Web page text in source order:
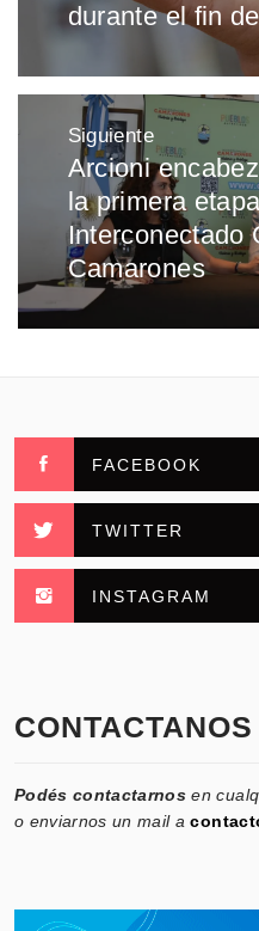
durante el fin
Siguiente
Entrada
siguiente:
Arcioni
la primera
Interconectado
Camarones
FACEBOOK
TWITTER
INSTAGRAM
CONTACTANOS
Podés contactarnos en
o enviarnos un mail a